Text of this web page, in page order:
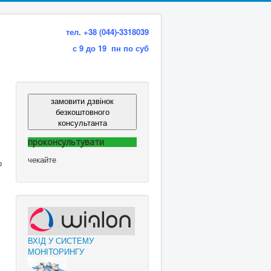
тел. +38 (044)-3318039
с 9 до 19 пн по суб
замовити дзвінок
безкоштовного
консультанта
проконсультувати
чекайте
ВХІД У СИСТЕМУ
МОНІТОРИНГУ